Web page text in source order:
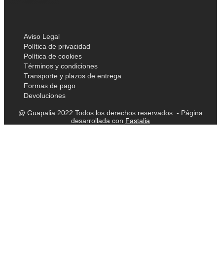
Aviso Legal
Política de privacidad
Política de cookies
Términos y condiciones
Transporte y plazos de entrega
Formas de pago
Devoluciones
@ Guapalia 2022 Todos los derechos reservados - Página
desarrollada con Fastalia